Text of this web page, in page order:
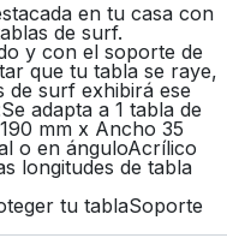
en tu casa con
de surf.
y con el soporte de
que tu tabla se raye,
de surf exhibirá ese
adapta a 1 tabla de
mm x Ancho 35
o en ánguloAcrílico
longitudes de tabla
tu tablaSoporte